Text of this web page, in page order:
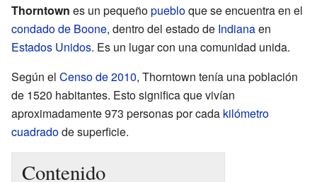
Thorntown es un pequeñopuebloque se encuentra en el
condado de Boone, dentro del estado de Indianaen
Estados Unidos. Es un lugar con una comunidad unida.
Según el Censo de 2010, Thorntown tenía una población
de 1520 habitantes. Esto significa que vivían
aproximadamente 973 personas por cada kilómetro
cuadradode superficie.
Contenido